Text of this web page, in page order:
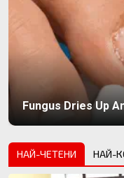
Fungus Dries Up
НАЙ-ЧЕТЕНИ НАЙ-